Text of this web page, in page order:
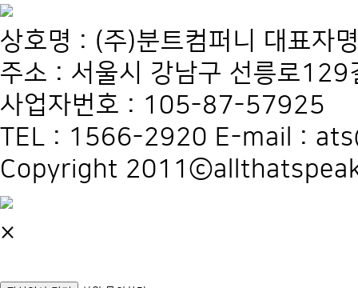
상호명 : (주)분트컴퍼니 대표자
주소 : 서울시 강남구 선릉로
사업자번호 : 105-87-57925
TEL : 1566-2920 E-mail :
Copyright
×